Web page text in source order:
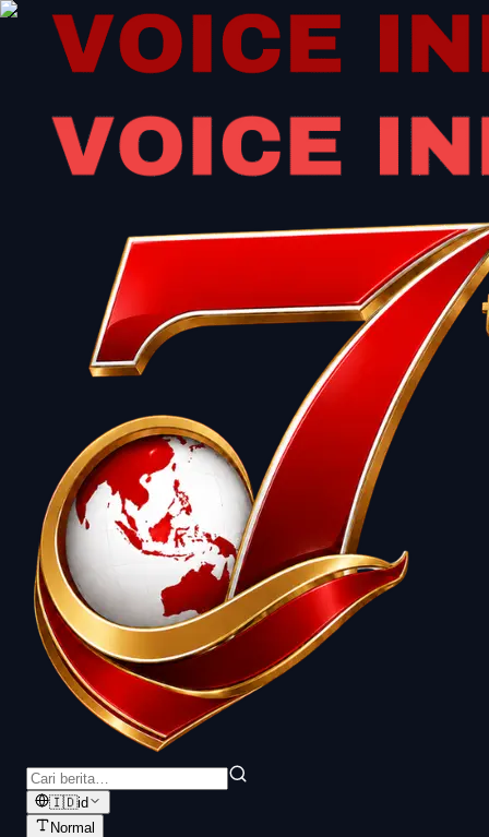
🇮🇩id
Normal